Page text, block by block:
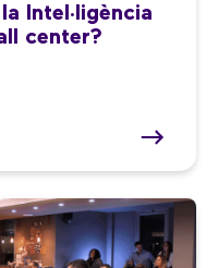
Intel·ligència
center?